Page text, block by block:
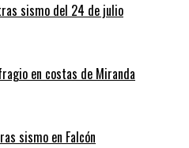
sismo del 24 de julio
en costas de Miranda
sismo en Falcón